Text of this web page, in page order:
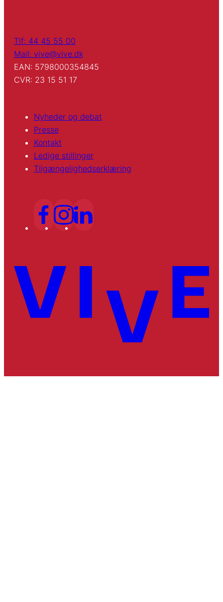
Tlf: 44 45 55 00
Mail: vive@vive.dk
EAN: 5798000354845
CVR: 23 15 51 17
Nyheder og debat
Presse
Kontakt
Ledige stillinger
Tilgængelighedserklæring